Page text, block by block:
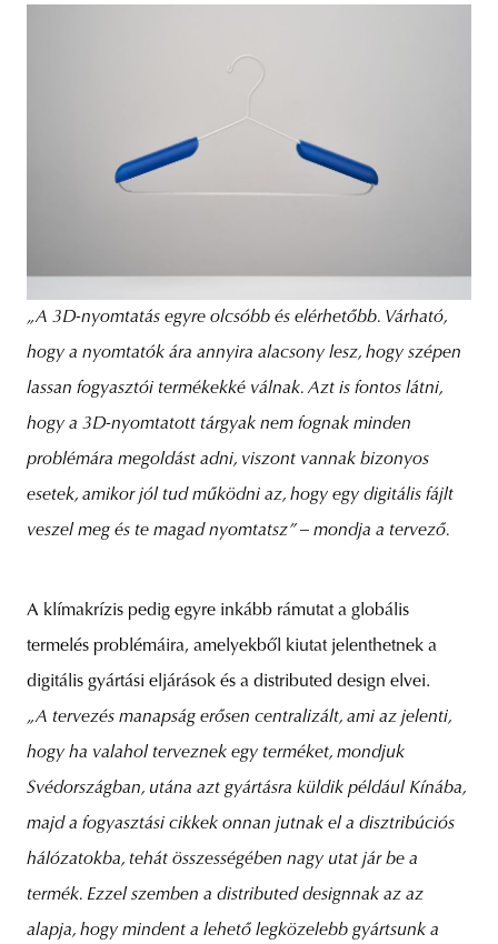
„A 3D-nyomtatás egyre olcsóbb és elérhetőbb. Várható,
hogy a nyomtatók ára annyira alacsony lesz, hogy szépen
lassan fogyasztói termékekké válnak. Azt is fontos látni,
hogy a 3D-nyomtatott tárgyak nem fognak minden
problémára megoldást adni, viszont vannak bizonyos
esetek, amikor jól tud működni az, hogy egy digitális fájlt
veszel meg és te magad nyomtatsz” – mondja a tervező.
A klímakrízis pedig egyre inkább rámutat a globális
termelés problémáira, amelyekből kiutat jelenthetnek a
digitális gyártási eljárások és a distributed design elvei.
„A tervezés manapság erősen centralizált, ami az jelenti,
hogy ha valahol terveznek egy terméket, mondjuk
Svédországban, utána azt gyártásra küldik például Kínába,
majd a fogyasztási cikkek onnan jutnak el a disztribúciós
hálózatokba, tehát összességében nagy utat jár be a
termék. Ezzel szemben a distributed designnak az az
alapja, hogy mindent a lehető legközelebb gyártsunk a